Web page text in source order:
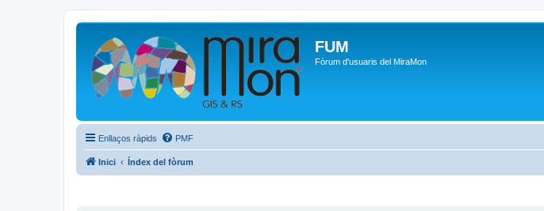
FUM
Fòrum d'usuaris del MiraMon
Enllaços ràpids PMF
Inici Índex del fòrum